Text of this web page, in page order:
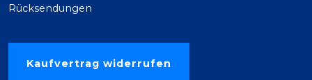
Rücksendungen
Kaufvertrag widerrufen